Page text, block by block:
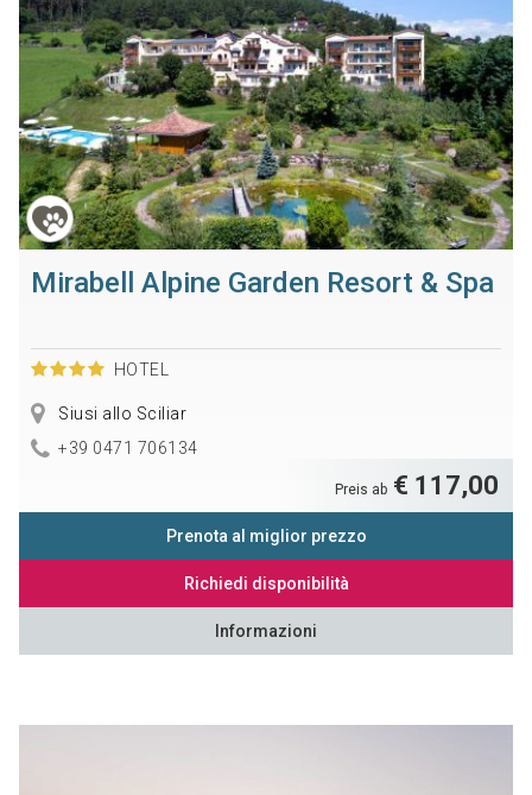
Mirabell Alpine Garden Resort & Spa
HOTEL
Siusi allo Sciliar
+39 0471 706134
Preis ab € 117,00
Prenota al miglior prezzo
Richiedi disponibilità
Informazioni